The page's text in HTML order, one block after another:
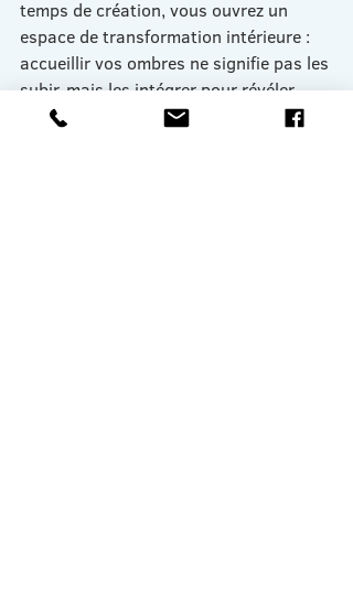
temps de création, vous ouvrez un
espace de transformation intérieure :
accueillir vos ombres ne signifie pas les
subir, mais les intégrer pour révéler
pleinement votre lumière. L’art devient